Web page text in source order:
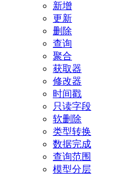
新增
更新
删除
查询
聚合
获取器
修改器
时间戳
只读字段
软删除
类型转换
数据完成
查询范围
模型分层